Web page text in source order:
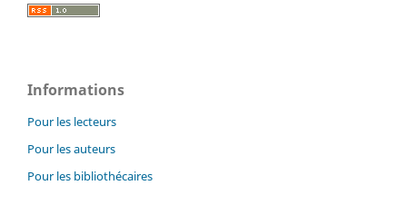
Informations
Pour les lecteurs
Pour les auteurs
Pour les bibliothécaires